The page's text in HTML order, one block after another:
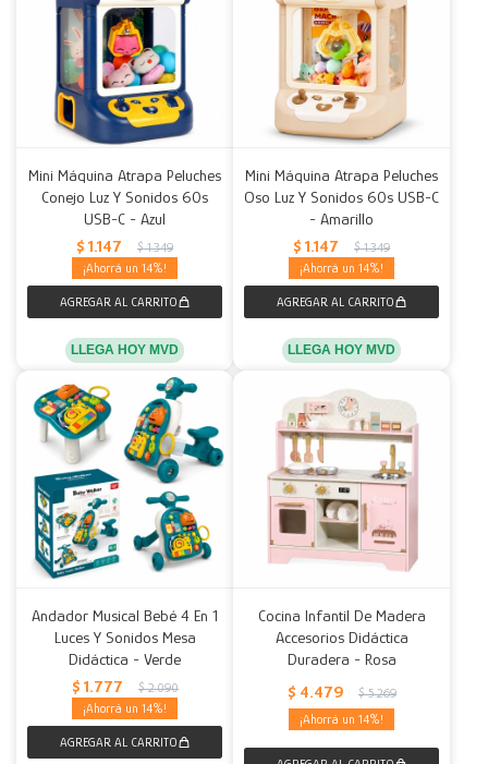
Mini Máquina Atrapa Peluches
Conejo Luz Y Sonidos 60s
USB-C - Azul
$ 1.147 $ 1.349
14
LLEGA HOY MVD
Mini Máquina Atrapa Peluches
Oso Luz Y Sonidos 60s USB-C
- Amarillo
$ 1.147 $ 1.349
14
LLEGA HOY MVD
Andador Musical Bebé 4 En 1
Luces Y Sonidos Mesa
Didáctica - Verde
$ 1.777 $ 2.090
14
Cocina Infantil De Madera
Accesorios Didáctica
Duradera - Rosa
$ 4.479 $ 5.269
14